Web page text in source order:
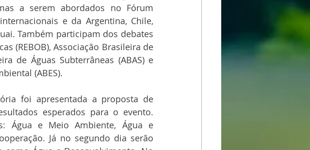
a serem abordados no Fórum
e da Argentina, Chile,
Também participam dos debates
(REBOB), Associação Brasileira de
de Águas Subterrâneas (ABAS) e
(ABES).
foi apresentada a proposta de
esperados para o evento.
Água e Meio Ambiente, Água e
Já no segundo dia serão